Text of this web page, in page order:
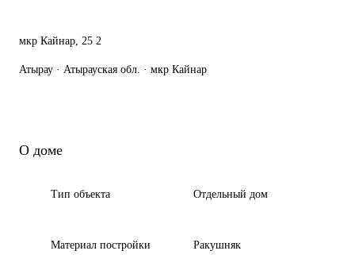
мкр Кайнар, 25 2
Атырау · Атырауская обл. · мкр Кайнар
О доме
Тип объекта Отдельный дом
Материал постройки Ракушняк